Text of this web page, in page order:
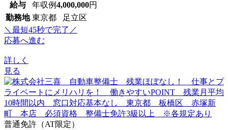
給与 年収例4,000,000円
勤務地 東京都 足立区
＼最短45秒で完了／
応募へ進む
詳しく
見る
普通免許（AT限定）